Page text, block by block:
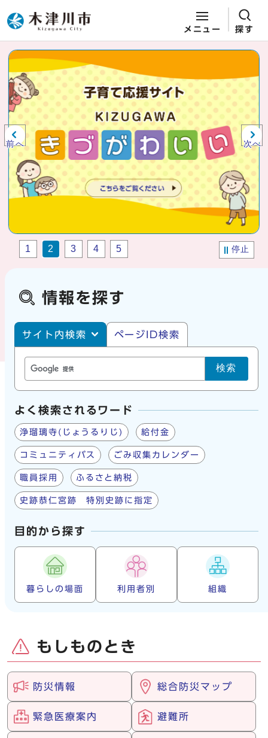
ページの先頭です
メニュー 探す
ここから本文です
ビジュアルエリア。木津川市役所か
らの紹介、お知らせ。
前へ 次へ
停止
1 2 3 4 5
情報を探す
サイト内・ページID検索
サイト内検索 ページID検索
検索
よく検索されるワード
浄瑠璃寺(じょうるりじ) 給付金
コミュニティバス ごみ収集カレンダー
職員採用 ふるさと納税
史跡恭仁宮跡 特別史跡に指定
目的から探す
暮らしの場面 利用者別 組織
もしものとき
防災情報 総合防災マップ
緊急医療案内 避難所